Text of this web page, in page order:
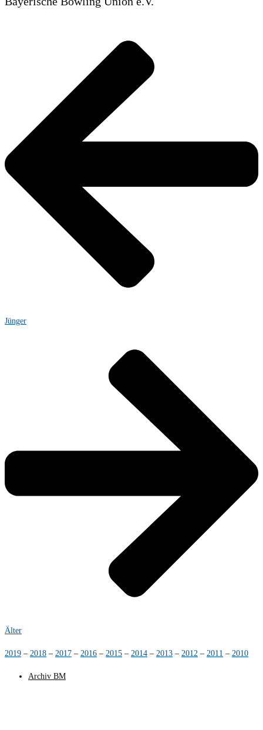
Jünger
Älter
2019 – 2018 – 2017 – 2016 – 2015 – 2014 – 2013 – 2012 – 2011 – 2010
Archiv BM